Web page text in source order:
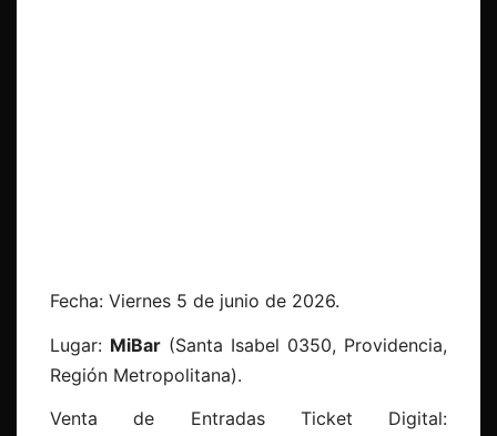
Fecha: Viernes 5 de junio de 2026.
Lugar: MiBar (Santa Isabel 0350, Providencia,
Región Metropolitana).
Venta de Entradas Ticket Digital: